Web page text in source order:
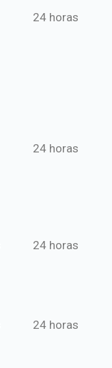
de crédito
24 horas
24 horas
24 horas
24 horas